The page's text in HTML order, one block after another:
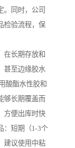
。同时，公司
检验流程，保
在长期存放和
甚至边缘胶水
酸酯水性胶和
够长期覆盖而
方便出库时快
：短期（1-3个
建议使用中粘